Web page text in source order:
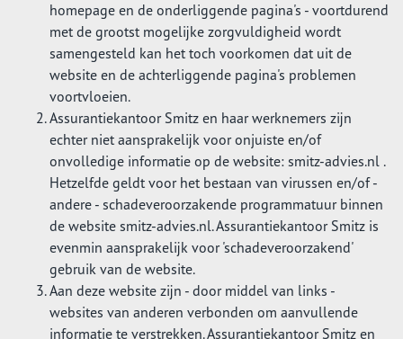
homepage en de onderliggende pagina's - voortdurend
met de grootst mogelijke zorgvuldigheid wordt
samengesteld kan het toch voorkomen dat uit de
website en de achterliggende pagina's problemen
voortvloeien.
Assurantiekantoor Smitz en haar werknemers zijn
echter niet aansprakelijk voor onjuiste en/of
onvolledige informatie op de website: smitz-advies.nl .
Hetzelfde geldt voor het bestaan van virussen en/of -
andere - schadeveroorzakende programmatuur binnen
de website smitz-advies.nl. Assurantiekantoor Smitz is
evenmin aansprakelijk voor 'schadeveroorzakend'
gebruik van de website.
Aan deze website zijn - door middel van links -
websites van anderen verbonden om aanvullende
informatie te verstrekken. Assurantiekantoor Smitz en